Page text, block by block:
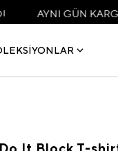
KARGO FIRSATI